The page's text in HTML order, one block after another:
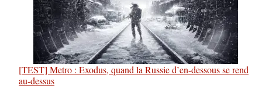
[TEST] Metro : Exodus, quand la Russie d’en-dessous se rend
au-dessus